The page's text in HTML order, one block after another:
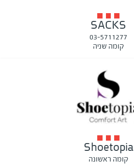
SACKS
03-5711277
קומה שניה
Shoetopia
קומה ראשונה